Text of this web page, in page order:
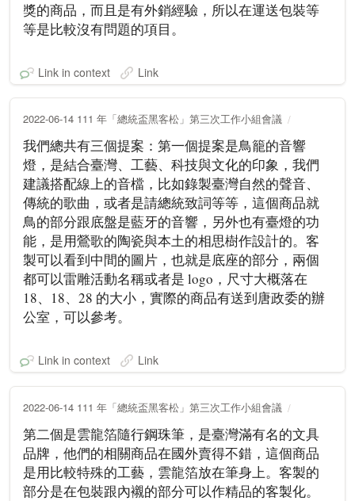
獎的商品，而且是有外銷經驗，所以在運送包裝等
等是比較沒有問題的項目。
Link in context Link
2022-06-14 111 年「總統盃黑客松」第三次工作小組會議
我們總共有三個提案：第一個提案是鳥籠的音響
燈，是結合臺灣、工藝、科技與文化的印象，我們
建議搭配線上的音檔，比如錄製臺灣自然的聲音、
傳統的歌曲，或者是請總統致詞等等，這個商品就
鳥的部分跟底盤是藍牙的音響，另外也有臺燈的功
能，是用鶯歌的陶瓷與本土的相思樹作設計的。客
製可以看到中間的圖片，也就是底座的部分，兩個
都可以雷雕活動名稱或者是 logo，尺寸大概落在
18、18、28 的大小，實際的商品有送到唐政委的辦
公室，可以參考。
Link in context Link
2022-06-14 111 年「總統盃黑客松」第三次工作小組會議
第二個是雲龍箔隨行鋼珠筆，是臺灣滿有名的文具
品牌，他們的相關商品在國外賣得不錯，這個商品
是用比較特殊的工藝，雲龍箔放在筆身上。客製的
部分是在包裝跟內襯的部分可以作精品的客製化。